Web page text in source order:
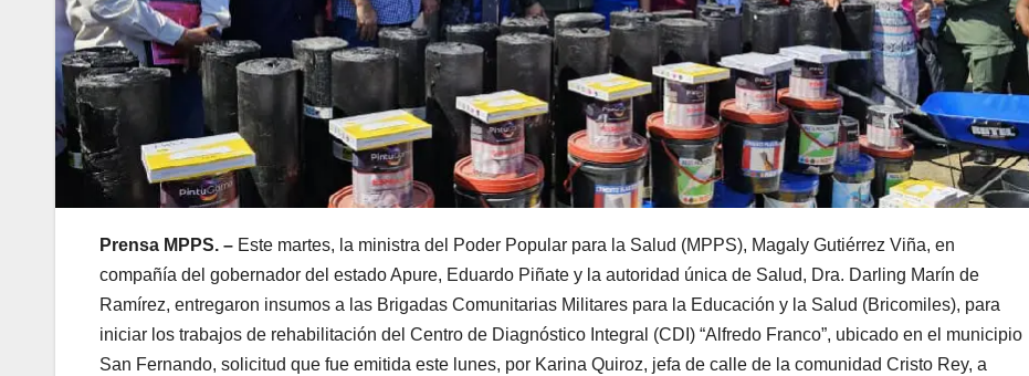
Prensa MPPS. – Este martes, la ministra del Poder Popular para la Salud (MPPS), Magaly Gutiérrez Viña, en
compañía del gobernador del estado Apure, Eduardo Piñate y la autoridad única de Salud, Dra. Darling Marín de
Ramírez, entregaron insumos a las Brigadas Comunitarias Militares para la Educación y la Salud (Bricomiles), para
iniciar los trabajos de rehabilitación del Centro de Diagnóstico Integral (CDI) “Alfredo Franco”, ubicado en el municipio
San Fernando, solicitud que fue emitida este lunes, por Karina Quiroz, jefa de calle de la comunidad Cristo Rey, a